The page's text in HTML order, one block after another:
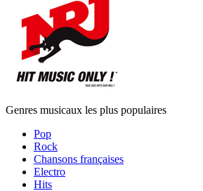
Genres musicaux les plus populaires
Pop
Rock
Chansons françaises
Electro
Hits